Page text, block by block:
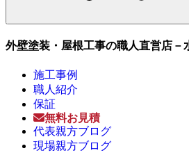
外壁塗装・屋根工事の職人直営店－
施工事例
職人紹介
保証
無料お見積
代表親方ブログ
現場親方ブログ